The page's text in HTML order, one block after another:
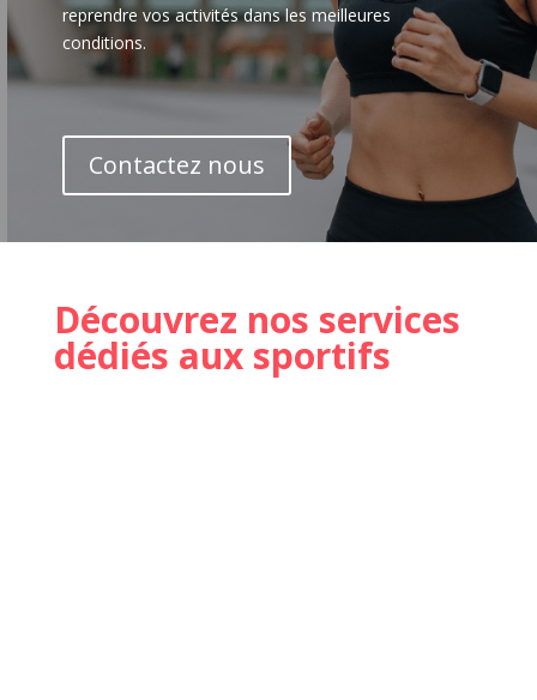
reprendre vos activités dans les meilleures
conditions.
Contactez nous
Découvrez nos services
dédiés aux sportifs